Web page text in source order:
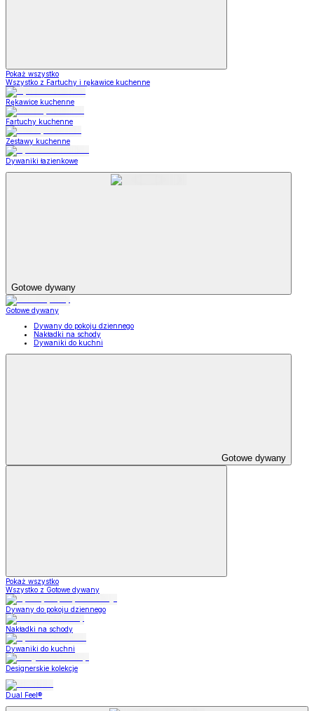
Pokaż wszystko
Wszystko z Fartuchy i rękawice kuchenne
Rękawice kuchenne
Fartuchy kuchenne
Zestawy kuchenne
Dywaniki łazienkowe
Gotowe dywany
Gotowe dywany
Dywany do pokoju dziennego
Nakładki na schody
Dywaniki do kuchni
Gotowe dywany
Pokaż wszystko
Wszystko z Gotowe dywany
Dywany do pokoju dziennego
Nakładki na schody
Dywaniki do kuchni
Designerskie kolekcje
Dual Feel®